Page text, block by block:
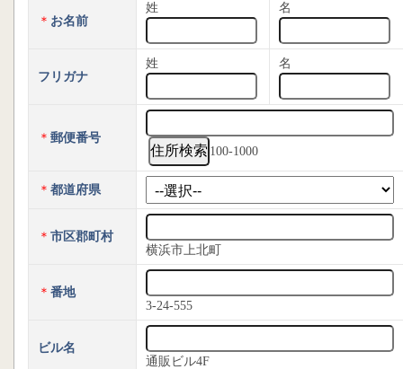
＊ お名前
姓 名
フリガナ
姓 名
＊ 郵便番号
100-1000
＊ 都道府県
＊ 市区郡町村
横浜市上北町
＊ 番地
3-24-555
ビル名
通販ビル4F